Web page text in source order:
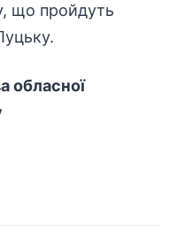
що пройдуть
обласної